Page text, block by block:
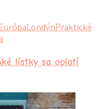
LondýnPraktické
lístky sa oplatí